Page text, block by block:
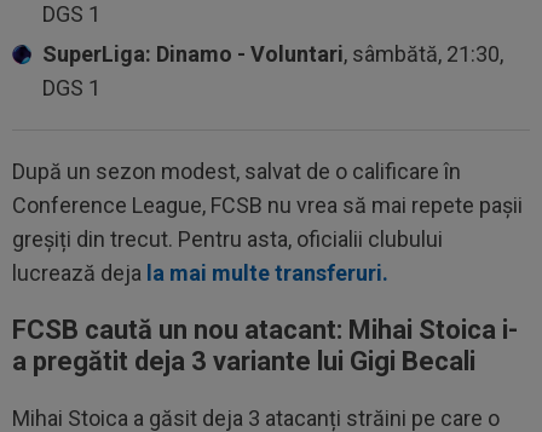
DGS 1
SuperLiga: Dinamo - Voluntari, sâmbătă, 21:30,
DGS 1
După un sezon modest, salvat de o calificare în
Conference League, FCSB nu vrea să mai repete pașii
greșiți din trecut. Pentru asta, oficialii clubului
lucrează deja la mai multe transferuri.
FCSB caută un nou atacant: Mihai Stoica i-
a pregătit deja 3 variante lui Gigi Becali
Mihai Stoica a găsit deja 3 atacanți străini pe care o